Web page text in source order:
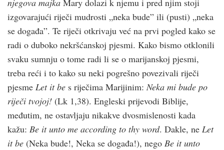
njegova majka Mary dolazi k njemu i pred njim stoji
izgovarajući riječi mudrosti „neka bude” ili (pusti) „neka
se događa”. Te riječi otkrivaju već na prvi pogled kako se
radi o duboko nekršćanskoj pjesmi. Kako bismo otklonili
svaku sumnju o tome radi li se o marijanskoj pjesmi,
treba reći i to kako su neki pogrešno povezivali riječi
pjesme Let it be s riječima Marijinim:Neka mi bude po
riječi tvojoj! (Lk 1,38). Engleski prijevodi Biblije,
međutim, ne ostavljaju nikakve dvosmislenosti kada
kažu: Be it unto me according to thy word. Dakle, ne Let
it be (Neka bude!, Neka se događa!), nego Be it unto